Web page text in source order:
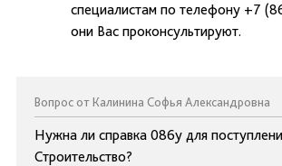
специалистам по телефону +7
они Вас проконсультируют.
Вопрос от Калинина Софья Александровна
Нужна ли справка 086у для
Строительство?